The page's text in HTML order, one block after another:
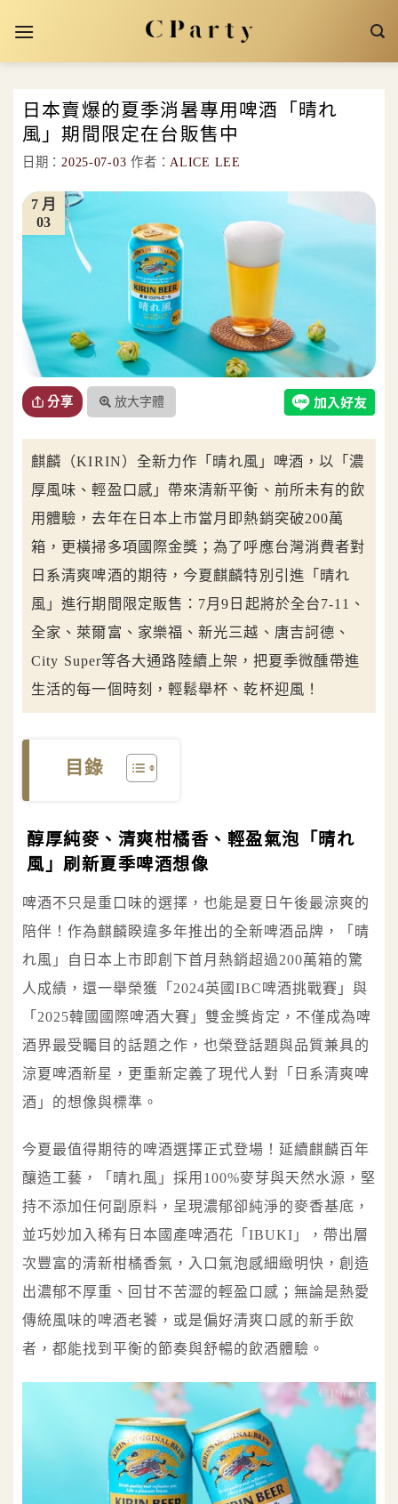
日本賣爆的夏季消暑專用啤酒「晴れ
風」期間限定在台販售中
日期：2025-07-03 作者：ALICE LEE
03
7 月
分享 放大字體
麒麟（KIRIN）全新力作「晴れ風」啤酒，以「濃
厚風味、輕盈口感」帶來清新平衡、前所未有的飲
用體驗，去年在日本上市當月即熱銷突破200萬
箱，更橫掃多項國際金獎；為了呼應台灣消費者對
日系清爽啤酒的期待，今夏麒麟特別引進「晴れ
風」進行期間限定販售：7月9日起將於全台7-11、
全家、萊爾富、家樂福、新光三越、唐吉訶德、
City Super等各大通路陸續上架，把夏季微醺帶進
生活的每一個時刻，輕鬆舉杯、乾杯迎風！
目錄
醇厚純麥、清爽柑橘香、輕盈氣泡「晴れ
風」刷新夏季啤酒想像
啤酒不只是重口味的選擇，也能是夏日午後最涼爽的
陪伴！作為麒麟睽違多年推出的全新啤酒品牌，「晴
れ風」自日本上市即創下首月熱銷超過200萬箱的驚
人成績，還一舉榮獲「2024英國IBC啤酒挑戰賽」與
「2025韓國國際啤酒大賽」雙金獎肯定，不僅成為啤
酒界最受矚目的話題之作，也榮登話題與品質兼具的
涼夏啤酒新星，更重新定義了現代人對「日系清爽啤
酒」的想像與標準。
今夏最值得期待的啤酒選擇正式登場！延續麒麟百年
釀造工藝，「晴れ風」採用100%麥芽與天然水源，堅
持不添加任何副原料，呈現濃郁卻純淨的麥香基底，
並巧妙加入稀有日本國產啤酒花「IBUKI」，帶出層
次豐富的清新柑橘香氣，入口氣泡感細緻明快，創造
出濃郁不厚重、回甘不苦澀的輕盈口感；無論是熱愛
傳統風味的啤酒老饕，或是偏好清爽口感的新手飲
者，都能找到平衡的節奏與舒暢的飲酒體驗。